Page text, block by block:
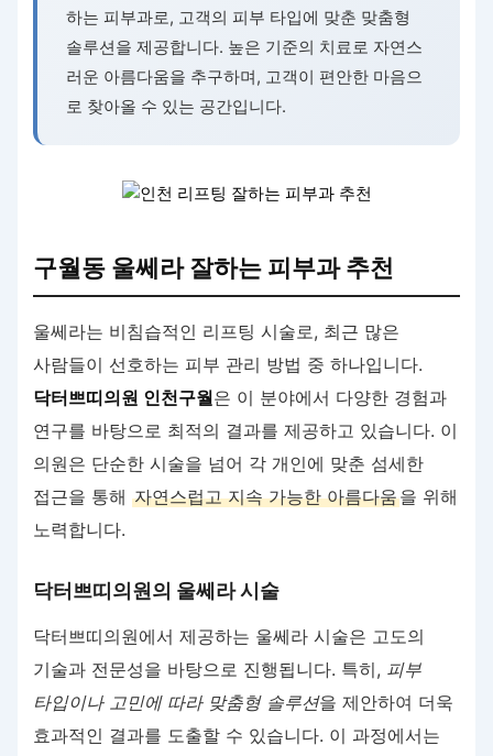
하는 피부과로, 고객의 피부 타입에 맞춘 맞춤형
솔루션을 제공합니다. 높은 기준의 치료로 자연스
러운 아름다움을 추구하며, 고객이 편안한 마음으
로 찾아올 수 있는 공간입니다.
구월동 울쎄라 잘하는 피부과 추천
울쎄라는 비침습적인 리프팅 시술로, 최근 많은
사람들이 선호하는 피부 관리 방법 중 하나입니다.
닥터쁘띠의원 인천구월은 이 분야에서 다양한 경험과
연구를 바탕으로 최적의 결과를 제공하고 있습니다. 이
의원은 단순한 시술을 넘어 각 개인에 맞춘 섬세한
접근을 통해자연스럽고 지속 가능한 아름다움을 위해
노력합니다.
닥터쁘띠의원의 울쎄라 시술
닥터쁘띠의원에서 제공하는 울쎄라 시술은 고도의
기술과 전문성을 바탕으로 진행됩니다. 특히, 피부
타입이나 고민에 따라 맞춤형 솔루션을 제안하여 더욱
효과적인 결과를 도출할 수 있습니다. 이 과정에서는